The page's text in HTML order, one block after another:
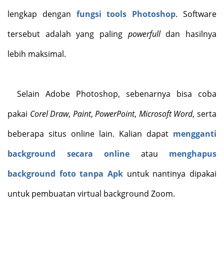
lengkap dengan fungsi tools Photoshop. Software
tersebut adalah yang paling powerfulldan hasilnya
lebih maksimal.
Selain Adobe Photoshop, sebenarnya bisa coba
pakai Corel Draw, Paint,PowerPoint, Microsoft Word, serta
beberapa situs online lain. Kalian dapat mengganti
background secara online atau menghapus
background foto tanpa Apk untuk nantinya dipakai
untuk pembuatan virtual background Zoom.